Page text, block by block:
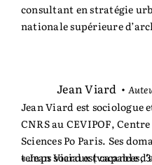
consultant en stratégie
nationale supérieure
Jean Viard •
Jean Viard est sociologue
CNRS au CEVIPOF,
Sciences Po Paris. Ses
temps sociaux (vacances,
« Jean Viard est capable